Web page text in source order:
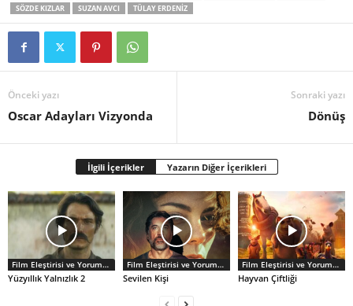
SÖZDE KIZLAR
SUZAN AVCI TÜLAY ERDENIZ
Önceki yazı
Oscar Adayları Vizyonda
Sonraki yazı
Dönüş
İlgili İçerikler Yazarın Diğer İçerikleri
Film Eleştirisi ve Yorumlar
Yüzyıllık Yalnızlık 2
Film Eleştirisi ve Yorumlar
Sevilen Kişi
Film Eleştirisi ve Yorumlar
Hayvan Çiftliği